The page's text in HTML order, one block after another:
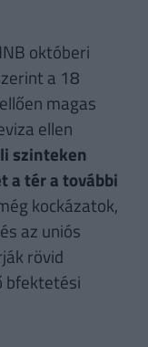
októberi
a 18
magas
ellen
szinteken
a tér a további
kockázatok,
az uniós
rövid
bfektetési